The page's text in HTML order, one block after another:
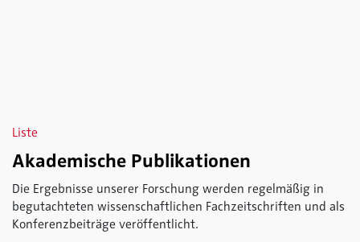
Liste
Akademische Publikationen
Die Ergebnisse unserer Forschung werden regelmäßig in
begutachteten wissenschaftlichen Fachzeitschriften und als
Konferenzbeiträge veröffentlicht.